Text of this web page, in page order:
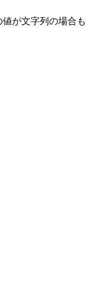
が文字列の場合